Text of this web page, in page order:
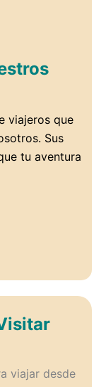
viajeros que
Sus
tu aventura
viajar desde